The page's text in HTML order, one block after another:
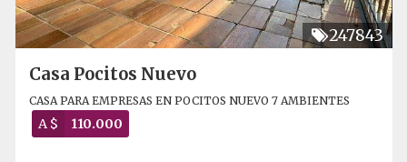
247843
Casa Pocitos Nuevo
CASA PARA EMPRESAS EN POCITOS NUEVO 7 AMBIENTES
A $ 110.000